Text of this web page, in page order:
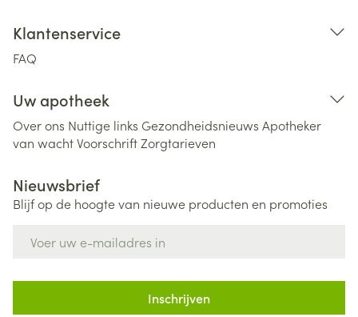
Klantenservice
FAQ
Uw apotheek
Over ons Nuttige links Gezondheidsnieuws Apotheker
van wachtVoorschriftZorgtarieven
Nieuwsbrief
Blijf op de hoogte van nieuwe producten en promoties
Inschrijven